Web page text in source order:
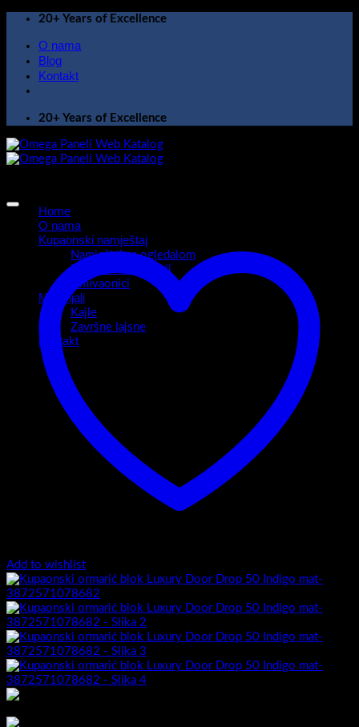
Skip
content
20+ Years of Excellence
O nama
Blog
Kontakt
20+ Years of Excellence
Home
O nama
Kupaonski namještaj
Namještaj sa ogledalom
Kupaonski ormarići
Umivaonici
Materijali
Kajle
Završne lajsne
Kontakt
Add to wishlist